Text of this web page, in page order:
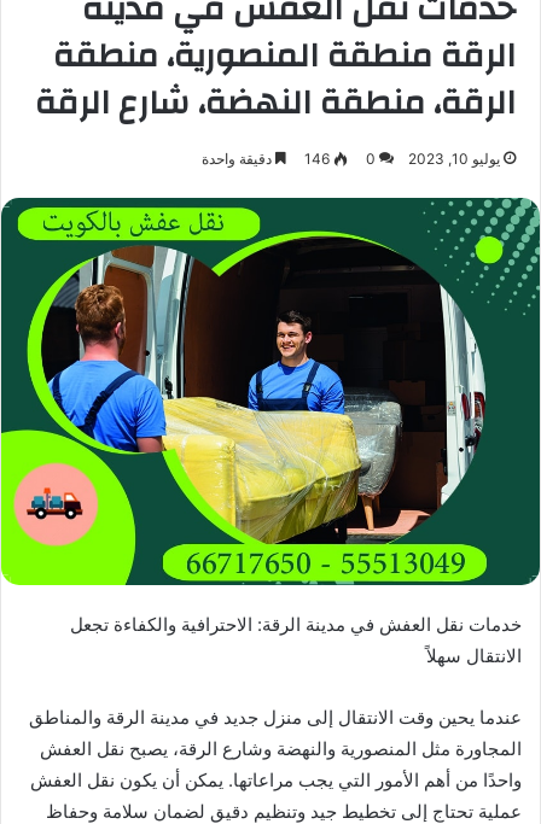
الرقة منطقة المنصورية، منطقة
الرقة، منطقة النهضة، شارع الرقة
يوليو 10, 2023 0
146 دقيقة واحدة
خدمات نقل العفش في مدينة الرقة: الاحترافية والكفاءة تجعل
الانتقال سهلاً
عندما يحين وقت الانتقال إلى منزل جديد في مدينة الرقة والمناطق
المجاورة مثل المنصورية والنهضة وشارع الرقة، يصبح نقل العفش
واحدًا من أهم الأمور التي يجب مراعاتها. يمكن أن يكون نقل العفش
عملية تحتاج إلى تخطيط جيد وتنظيم دقيق لضمان سلامة وحفاظ